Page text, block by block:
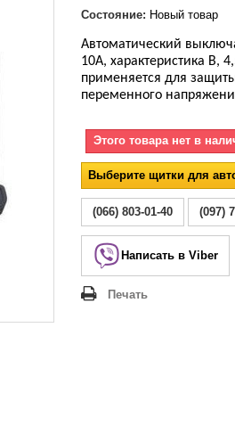
Состояние: Новый товар
Автоматический
10А, характеристика В,
применяется для
переменного
Этого товара нет в
Выберите щитки для
(066) 803-01-40 (097)
Написать в Viber
Печать